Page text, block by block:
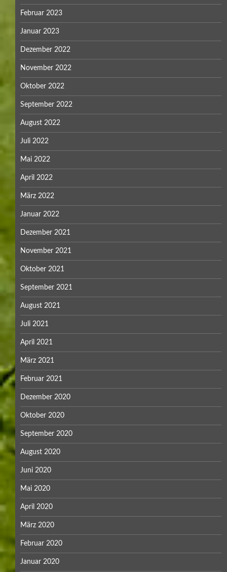
Februar 2023
Januar 2023
Dezember 2022
November 2022
Oktober 2022
September 2022
August 2022
Juli 2022
Mai 2022
April 2022
März 2022
Januar 2022
Dezember 2021
November 2021
Oktober 2021
September 2021
August 2021
Juli 2021
April 2021
März 2021
Februar 2021
Dezember 2020
Oktober 2020
September 2020
August 2020
Juni 2020
Mai 2020
April 2020
März 2020
Februar 2020
Januar 2020